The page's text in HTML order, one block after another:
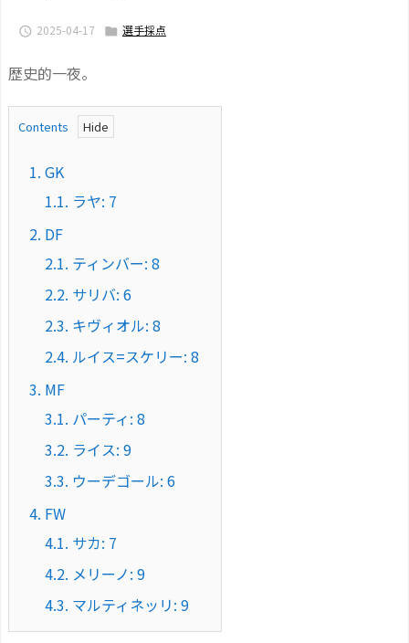
 2025-04-17  選手採点
歴史的一夜。
Contents
1. GK
1.1. ラヤ: 7
2. DF
2.1. ティンバー: 8
2.2. サリバ: 6
2.3. キヴィオル: 8
2.4. ルイス=スケリー: 8
3. MF
3.1. パーティ: 8
3.2. ライス: 9
3.3. ウーデゴール: 6
4. FW
4.1. サカ: 7
4.2. メリーノ: 9
4.3. マルティネッリ: 9